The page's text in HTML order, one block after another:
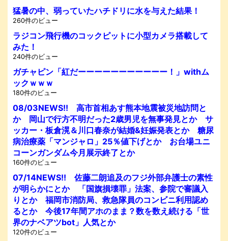
猛暑の中、弱っていたハチドリに水を与えた結果！
260件のビュー
ラジコン飛行機のコックピットに小型カメラ搭載して
みた！
240件のビュー
ガチャピン「紅だーーーーーーーーーーー！」withム
ックｗｗｗ
180件のビュー
08/03NEWS!! 高市首相あす熊本地震被災地訪問と
か 岡山で行方不明だった2歳男児を無事発見とか サ
ッカー・板倉滉＆川口春奈が結婚&妊娠発表とか 糖尿
病治療薬「マンジャロ」25％値下げとか お台場ユニ
コーンガンダム今月展示終了とか
160件のビュー
07/14NEWS!! 佐藤二朗追及のフジ外部弁護士の素性
が明らかにとか 「国旗損壊罪」法案、参院で審議入
りとか 福岡市消防局、救急隊員のコンビニ利用認め
るとか 今後17年間アホのまま？数を数え続ける「世
界のナベアツbot」人気とか
120件のビュー